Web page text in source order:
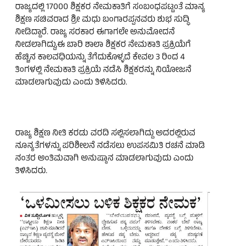
ರಾಜ್ಯದಲ್ಲಿ 17000 ಶಿಕ್ಷಕರ ನೇಮಕಾತಿಗೆ ಸಂಬಂಧಪಟ್ಟಂತೆ ಮಾನ್ಯ
ಶಿಕ್ಷಣ ಸಚಿವರಾದ ಶ್ರೀ ಮಧು ಬಂಗಾರಪ್ಪನವರು ಶುಭ ಸುದ್ಧಿ
ನೀಡಿದ್ದಾರೆ. ರಾಜ್ಯ ಸರಕಾರ ಈಗಾಗಲೇ ಅನುಮೋದನೆ
ನೀಡಲಾಗಿದ್ದು,ಈ ಬಾರಿ ಶಾಲಾ ಶಿಕ್ಷಕರ ನೇಮಕಾತಿ ಪ್ರಕ್ರಿಯೆಗೆ
ಹೆಚ್ಚಿನ ಕಾಲವಧಿಯನ್ನು ತೆಗೆದುಕೊಳ್ಳದೆ ಕೇವಲ 3 ರಿಂದ 4
ತಿಂಗಳಲ್ಲಿ ನೇಮಕಾತಿ ಪ್ರಕ್ರಿಯೆ ನಡೆಸಿ ಶಿಕ್ಷಕರನ್ನು ನಿಯೋಜನೆ
ಮಾಡಲಾಗುವುದು ಎಂದು ತಿಳಿಸಿದರು.
ರಾಜ್ಯ ಶಿಕ್ಷಣ ನೀತಿ ಕರಡು ವರದಿ ಸಲ್ಲಿಸಲಾಗಿದ್ದು ಅದರಲ್ಲಿರುವ
ನೂನ್ಯತೆಗಳನ್ನು ಪರಿಶೀಲನೆ ನಡೆಸಲು ಉಪಸಮಿತಿ ರಚನೆ ಮಾಡಿ
ನಂತರ ಅಂತಿಮವಾಗಿ ಅನುಷ್ಠಾನ ಮಾಡಲಾಗುವುದು ಎಂದು
ತಿಳಿಸಿದರು.